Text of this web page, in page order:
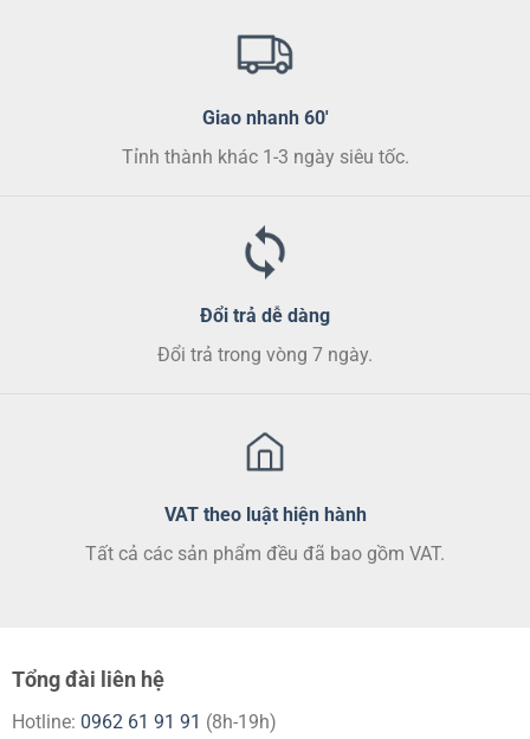
có
thể
chọn
trang
Giao nhanh 60'
Tỉnh thành khác 1-3 ngày siêu tốc.
Đổi trả dễ dàng
Đổi trả trong vòng 7 ngày.
VAT theo luật hiện hành
Tất cả các sản phẩm đều đã bao gồm VAT.
Tổng đài liên hệ
Hotline: 0962 61 91 91 (8h-19h)